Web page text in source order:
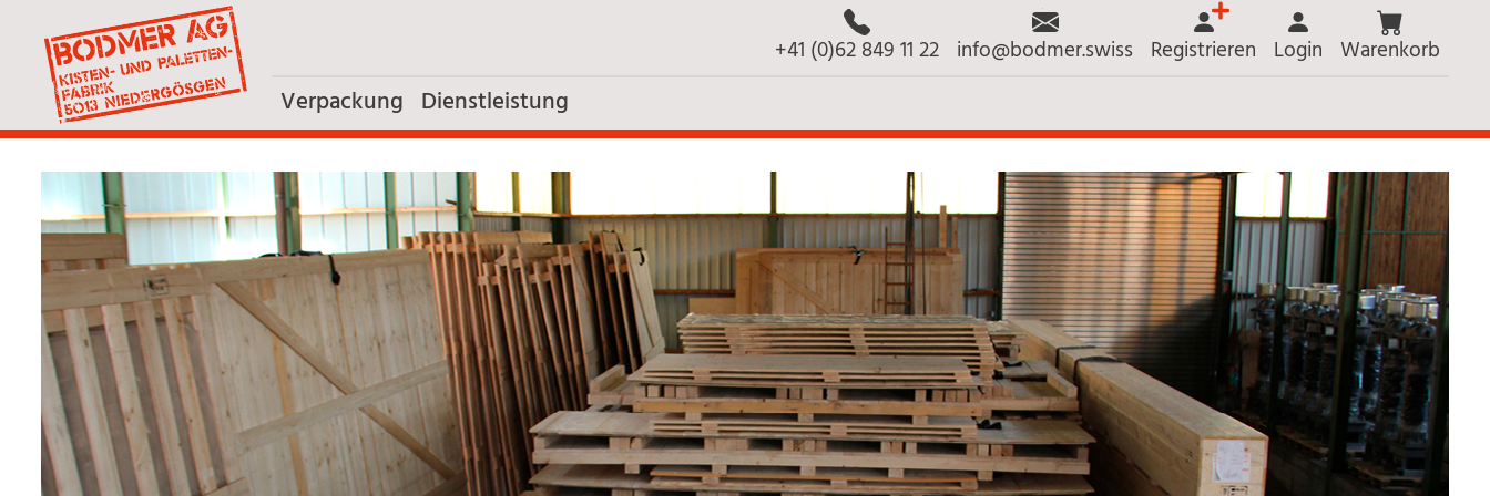
+41 (0)62 849 11 22 info@bodmer.swiss Registrieren Login Warenkorb
Verpackung Dienstleistung